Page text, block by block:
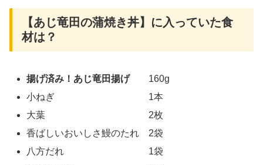
【あじ竜田の蒲焼き丼】に入っていた食
材は？
揚げ済み！あじ竜田揚げ160g
小ねぎ 1本
大葉 2枚
香ばしいおいしさ鰻のたれ 2袋
八方だれ 1袋